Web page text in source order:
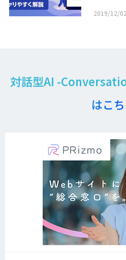
2019/12/02
対話型AI -
はこ